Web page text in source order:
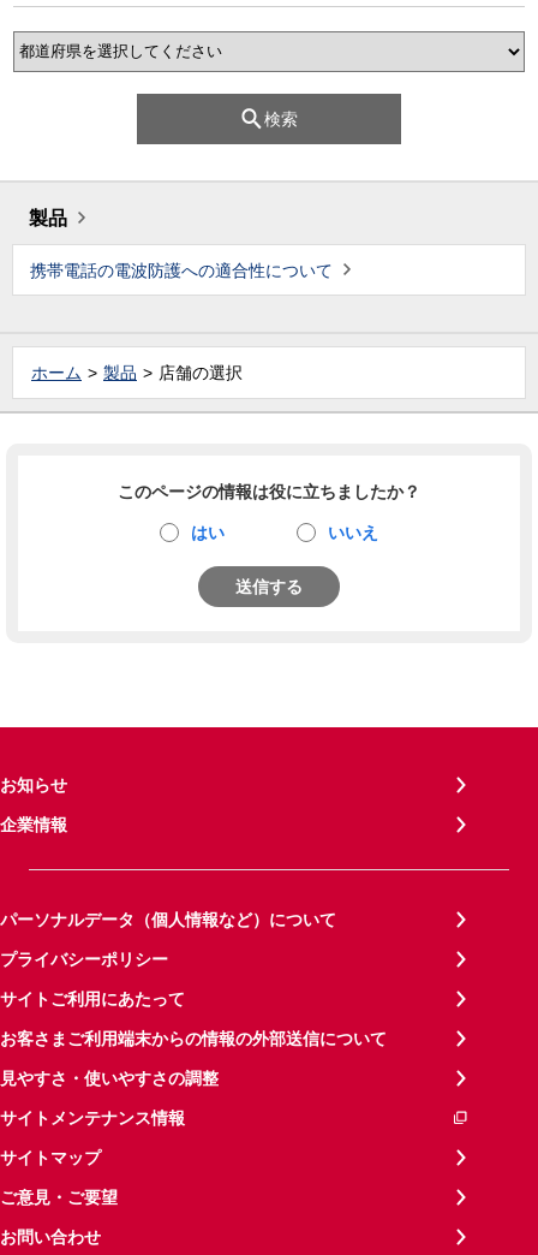
検索
製品
携帯電話の電波防護への適合性について
ホーム 製品 店舗の選択
このページの情報は役に立ちましたか？
はい いいえ
送信する
お知らせ
企業情報
パーソナルデータ（個人情報など）について
プライバシーポリシー
サイトご利用にあたって
お客さまご利用端末からの情報の外部送信について
見やすさ・使いやすさの調整
サイトメンテナンス情報
サイトマップ
ご意見・ご要望
お問い合わせ